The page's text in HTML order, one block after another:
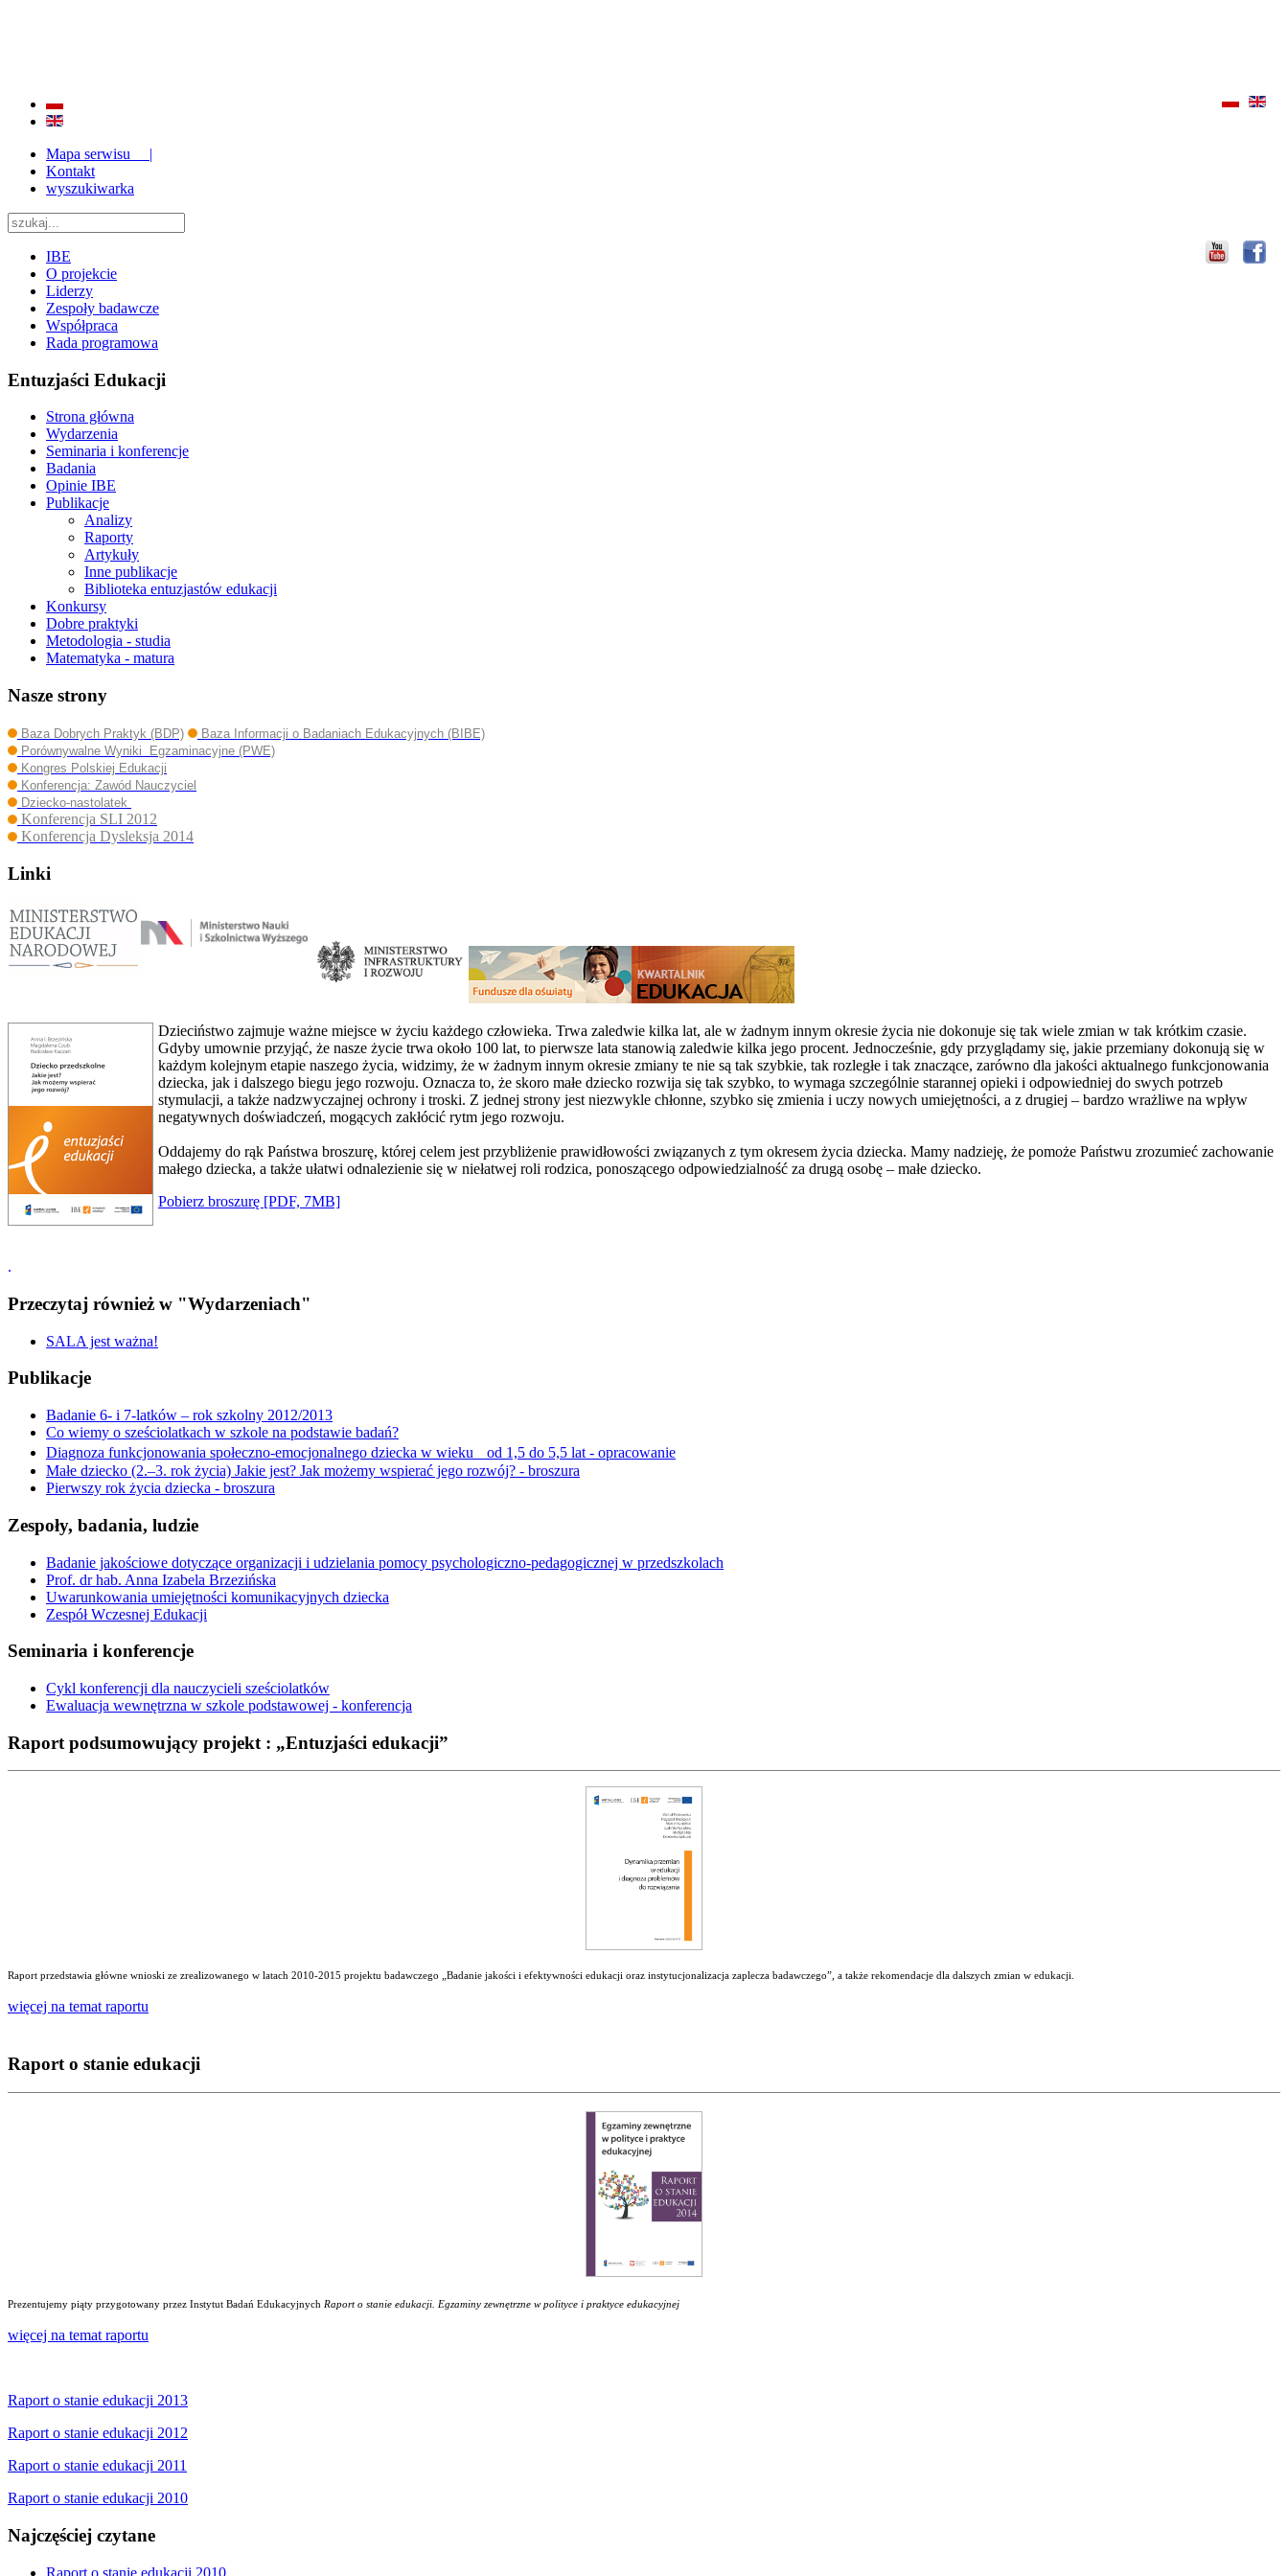
Mapa serwisu |
Kontakt
wyszukiwarka
IBE
O projekcie
Liderzy
Zespoły badawcze
Współpraca
Rada programowa
Entuzjaści Edukacji
Strona główna
Wydarzenia
Seminaria i konferencje
Badania
Opinie IBE
Publikacje
Analizy
Raporty
Artykuły
Inne publikacje
Biblioteka entuzjastów edukacji
Konkursy
Dobre praktyki
Metodologia - studia
Matematyka - matura
Nasze strony
Baza Dobrych Praktyk (BDP)
Baza Informacji o Badaniach Edukacyjnych (BIBE)
Porównywalne Wyniki Egzaminacyjne (PWE)
Kongres Polskiej Edukacji
Konferencja: Zawód Nauczyciel
Dziecko-nastolatek
Konferencja SLI 2012
Konferencja Dysleksja 2014
Linki
Dzieciństwo zajmuje ważne miejsce w życiu każdego człowieka. Trwa zaledwie kilka lat, ale w żadnym innym okresie życia nie dokonuje się tak wiele zmian w tak krótkim czasie.
Gdyby umownie przyjąć, że nasze życie trwa około 100 lat, to pierwsze lata stanowią zaledwie kilka jego procent. Jednocześnie, gdy przyglądamy się, jakie przemiany dokonują się w
każdym kolejnym etapie naszego życia, widzimy, że w żadnym innym okresie zmiany te nie są tak szybkie, tak rozległe i tak znaczące, zarówno dla jakości aktualnego funkcjonowania
dziecka, jak i dalszego biegu jego rozwoju. Oznacza to, że skoro małe dziecko rozwija się tak szybko, to wymaga szczególnie starannej opieki i odpowiedniej do swych potrzeb
stymulacji, a także nadzwyczajnej ochrony i troski. Z jednej strony jest niezwykle chłonne, szybko się zmienia i uczy nowych umiejętności, a z drugiej – bardzo wrażliwe na wpływ
negatywnych doświadczeń, mogących zakłócić rytm jego rozwoju.
Oddajemy do rąk Państwa broszurę, której celem jest przybliżenie prawidłowości związanych z tym okresem życia dziecka. Mamy nadzieję, że pomoże Państwu zrozumieć zachowanie
małego dziecka, a także ułatwi odnalezienie się w niełatwej roli rodzica, ponoszącego odpowiedzialność za drugą osobę – małe dziecko.
Pobierz broszurę [PDF, 7MB]
.
Przeczytaj również w "Wydarzeniach"
SALA jest ważna!
Publikacje
Badanie 6- i 7-latków – rok szkolny 2012/2013
Co wiemy o sześciolatkach w szkole na podstawie badań?
Diagnoza funkcjonowania społeczno-emocjonalnego dziecka w wieku od 1,5 do 5,5 lat - opracowanie
Małe dziecko (2.–3. rok życia) Jakie jest? Jak możemy wspierać jego rozwój? - broszura
Pierwszy rok życia dziecka - broszura
Zespoły, badania, ludzie
Badanie jakościowe dotyczące organizacji i udzielania pomocy psychologiczno-pedagogicznej w przedszkolach
Prof. dr hab. Anna Izabela Brzezińska
Uwarunkowania umiejętności komunikacyjnych dziecka
Zespół Wczesnej Edukacji
Seminaria i konferencje
Cykl konferencji dla nauczycieli sześciolatków
Ewaluacja wewnętrzna w szkole podstawowej - konferencja
Raport podsumowujący projekt : „Entuzjaści edukacji”
Raport przedstawia główne wnioski ze zrealizowanego w latach 2010-2015 projektu badawczego „Badanie jakości i efektywności edukacji oraz instytucjonalizacja zaplecza badawczego”, a także rekomendacje dla dalszych zmian w edukacji.
więcej na temat raportu
Raport o stanie edukacji
Prezentujemy piąty przygotowany przez Instytut Badań Edukacyjnych Raport o stanie edukacji. Egzaminy zewnętrzne w polityce i praktyce edukacyjnej
więcej na temat raportu
Raport o stanie edukacji 2013
Raport o stanie edukacji 2012
Raport o stanie edukacji 2011
Raport o stanie edukacji 2010
Najczęściej czytane
Raport o stanie edukacji 2010